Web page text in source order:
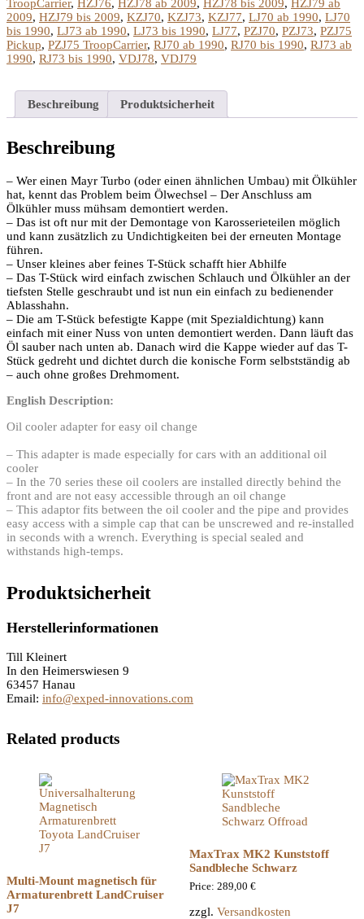
TroopCarrier, HZJ76, HZJ78 ab 2009, HZJ78 bis 2009, HZJ79 ab
2009, HZJ79 bis 2009, KZJ70, KZJ73, KZJ77, LJ70 ab 1990, LJ70
bis 1990, LJ73 ab 1990, LJ73 bis 1990, LJ77, PZJ70, PZJ73, PZJ75
Pickup, PZJ75 TroopCarrier, RJ70 ab 1990, RJ70 bis 1990, RJ73 ab
1990, RJ73 bis 1990, VDJ78, VDJ79
Beschreibung Produktsicherheit
Beschreibung
– Wer einen Mayr Turbo (oder einen ähnlichen Umbau) mit Ölkühler
hat, kennt das Problem beim Ölwechsel – Der Anschluss am
Ölkühler muss mühsam demontiert werden.
– Das ist oft nur mit der Demontage von Karosserieteilen möglich
und kann zusätzlich zu Undichtigkeiten bei der erneuten Montage
führen.
– Unser kleines aber feines T-Stück schafft hier Abhilfe
– Das T-Stück wird einfach zwischen Schlauch und Ölkühler an der
tiefsten Stelle geschraubt und ist nun ein einfach zu bedienender
Ablasshahn.
– Die am T-Stück befestigte Kappe (mit Spezialdichtung) kann
einfach mit einer Nuss von unten demontiert werden. Dann läuft das
Öl sauber nach unten ab. Danach wird die Kappe wieder auf das T-
Stück gedreht und dichtet durch die konische Form selbstständig ab
– auch ohne großes Drehmoment.
English Description:
Oil cooler adapter for easy oil change
– This adapter is made especially for cars with an additional oil
cooler
– In the 70 series these oil coolers are installed directly behind the
front and are not easy accessible through an oil change
– This adaptor fits between the oil cooler and the pipe and provides
easy access with a simple cap that can be unscrewed and re-installed
in seconds with a wrench. Everything is special sealed and
withstands high-temps.
Produktsicherheit
Herstellerinformationen
Till Kleinert
In den Heimerswiesen 9
63457 Hanau
Email: info@exped-innovations.com
Related products
Multi-Mount magnetisch für
Armaturenbrett LandCruiser
J7
MaxTrax MK2 Kunststoff
Sandbleche Schwarz
Price: 289,00 €
zzgl. Versandkosten